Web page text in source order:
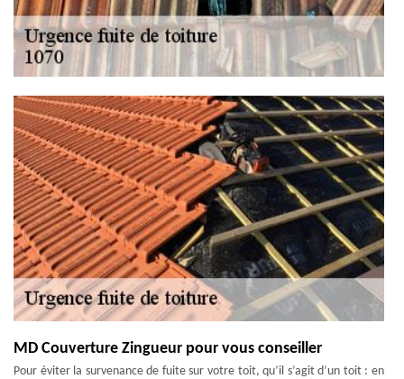
MD Couverture Zingueur pour vous conseiller
Pour éviter la survenance de fuite sur votre toit, qu’il s’agit d’un toit : en